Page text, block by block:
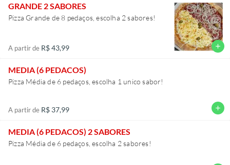
GRANDE 2 SABORES
Pizza Grande de 8 pedaços, escolha 2 sabores!
A partir de R$ 43,99 add
MEDIA (6 PEDACOS)
Pizza Média de 6 pedaços, escolha 1 unico sabor!
A partir de R$ 37,99 add
MEDIA (6 PEDACOS) 2 SABORES
Pizza Média de 6 pedaços, escolha 2 sabores!